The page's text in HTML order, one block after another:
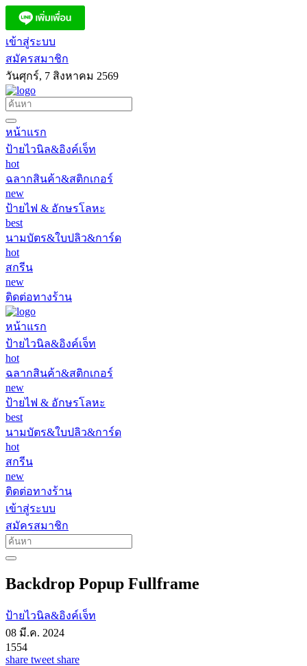
เข้าสู่ระบบ
สมัครสมาชิก
วันศุกร์, 7 สิงหาคม 2569
หน้าแรก
ป้ายไวนิล&อิงค์เจ็ท
hot
ฉลากสินค้า&สติกเกอร์
new
ป้ายไฟ & อักษรโลหะ
best
นามบัตร&ใบปลิว&การ์ด
hot
สกรีน
new
ติดต่อทางร้าน
หน้าแรก
ป้ายไวนิล&อิงค์เจ็ท
hot
ฉลากสินค้า&สติกเกอร์
new
ป้ายไฟ & อักษรโลหะ
best
นามบัตร&ใบปลิว&การ์ด
hot
สกรีน
new
ติดต่อทางร้าน
เข้าสู่ระบบ
สมัครสมาชิก
Backdrop Popup Fullframe
ป้ายไวนิล&อิงค์เจ็ท
08 มี.ค. 2024
1554
share tweet share